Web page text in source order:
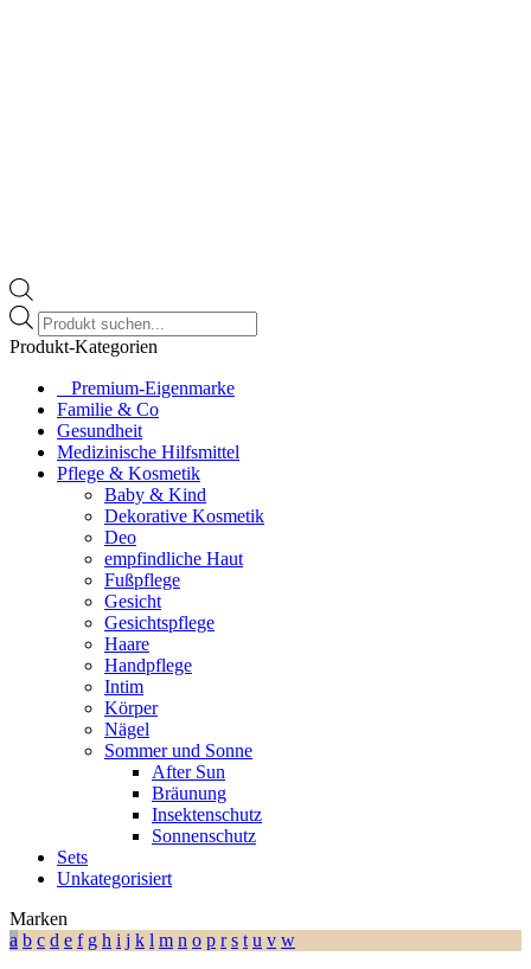
Products
search
Produkt-Kategorien
⠀​Premium-Eigenmarke
Familie & Co
Gesundheit
Medizinische Hilfsmittel
Pflege & Kosmetik
Baby & Kind
Dekorative Kosmetik
Deo
empfindliche Haut
Fußpflege
Gesicht
Gesichtspflege
Haare
Handpflege
Intim
Körper
Nägel
Sommer und Sonne
After Sun
Bräunung
Insektenschutz
Sonnenschutz
Sets
Unkategorisiert
Marken
a b c d e f g h i j k l m n o p r s t u v w